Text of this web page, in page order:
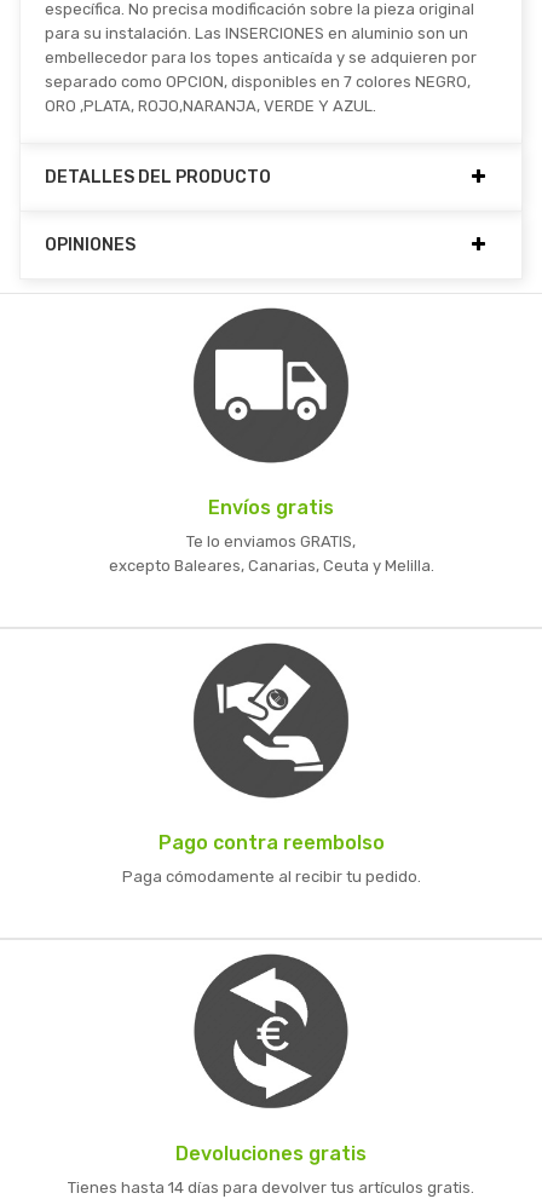
específica. No precisa modificación sobre la pieza original
para su instalación. Las INSERCIONES en aluminio son un
embellecedor para los topes anticaída y se adquieren por
separado como OPCION, disponibles en 7 colores NEGRO,
ORO ,PLATA, ROJO,NARANJA, VERDE Y AZUL.
DETALLES DEL PRODUCTO
OPINIONES
Envíos gratis
Te lo enviamos GRATIS,
excepto Baleares, Canarias, Ceuta y Melilla.
Pago contra reembolso
Paga cómodamente al recibir tu pedido.
Devoluciones gratis
Tienes hasta 14 días para devolver tus artículos gratis.